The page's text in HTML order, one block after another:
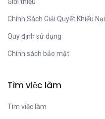
Giới thiệu
Chính Sách Giải Quyết Khiếu Nại
Quy định sử dụng
Chính sách bảo mật
Tìm việc làm
Tìm việc làm